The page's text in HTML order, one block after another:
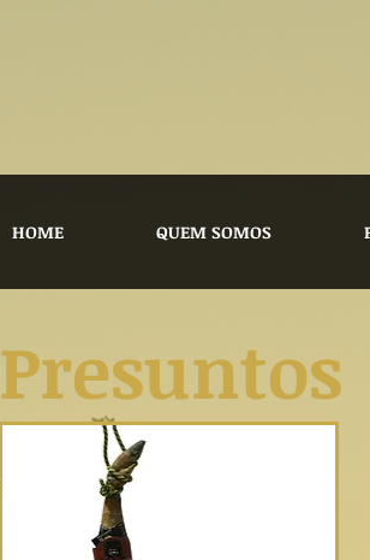
HOME QUEM SOMOS